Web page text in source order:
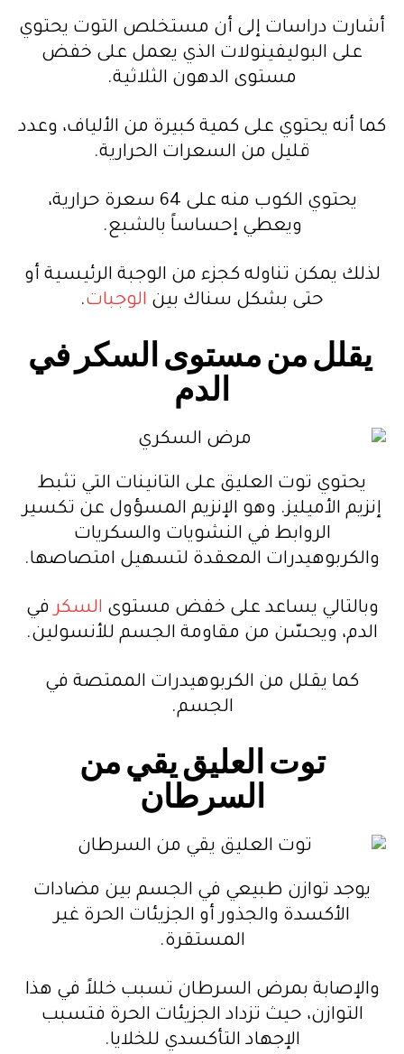
أشارت دراسات إلى أن مستخلص التوت يحتوي
على البوليفينولات الذي يعمل على خفض
مستوى الدهون الثلاثية.
كما أنه يحتوي على كمية كبيرة من الألياف، وعدد
قليل من السعرات الحرارية.
يحتوي الكوب منه على 64 سعرة حرارية،
ويعطي إحساساً بالشبع.
لذلك يمكن تناوله كجزء من الوجبة الرئيسية أو
حتى بشكل سناك بين الوجبات.
يقلل من مستوى السكر في
الدم
يحتوي توت العليق على التانينات التي تثبط
إنزيم الأميليز. وهو الإنزيم المسؤول عن تكسير
الروابط في النشويات والسكريات
والكربوهيدرات المعقدة لتسهيل امتصاصها.
وبالتالي يساعد على خفض مستوى السكرفي
الدم، ويحسّن من مقاومة الجسم للأنسولين.
كما يقلل من الكربوهيدرات الممتصة في
الجسم.
توت العليق يقي من
السرطان
يوجد توازن طبيعي في الجسم بين مضادات
الأكسدة والجذور أو الجزيئات الحرة غير
المستقرة.
والإصابة بمرض السرطان تسبب خللاً في هذا
التوازن، حيث تزداد الجزيئات الحرة فتسبب
الإجهاد التأكسدي للخلايا.